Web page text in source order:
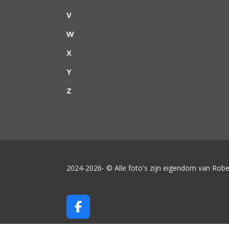
V
W
X
Y
Z
2024-2026- © Alle foto's zijn eigendom van
F
a